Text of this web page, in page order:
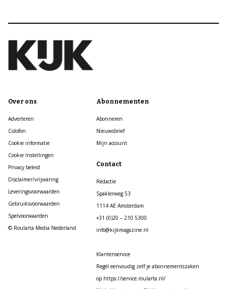
Over ons
Adverteren
Colofon
Cookie informatie
Cookie Instellingen
Privacy beleid
Disclaimer/vrijwaring
Leveringsvoorwaarden
Gebruiksvoorwaarden
Spelvoorwaarden
© Roularta Media Nederland
Abonnementen
Abonneren
Nieuwsbrief
Mijn account
Contact
Redactie
Spaklerweg 53
1114 AE Amsterdam
+31 (0)20 – 210 5300
info@kijkmagazine.nl
Klantenservice
Regel eenvoudig zelf je abonnementszaken
op https://service.roularta.nl/